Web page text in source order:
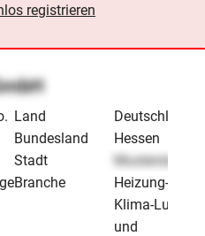
registrieren
Land
Deutschland
Bundesland
Hessen
Stadt
Musterstadt
Branche
Heizung-
Klima-Luft-
und